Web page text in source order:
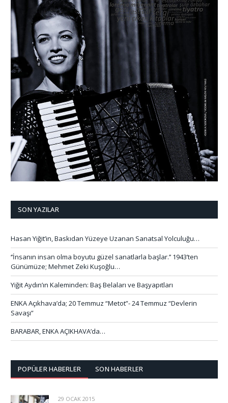
SON YAZILAR
Hasan Yiğit’in, Baskıdan Yüzeye Uzanan Sanatsal Yolculuğu…
‘’İnsanın insan olma boyutu güzel sanatlarla başlar.’’ 1943’ten
Günümüze; Mehmet Zeki Kuşoğlu…
Yiğit Aydın’ın Kaleminden: Baş Belaları ve Başyapıtları
ENKA Açıkhava’da; 20 Temmuz “Metot”- 24 Temmuz “Devlerin
Savaşı”
BARABAR, ENKA AÇIKHAVA’da…
POPÜLER HABERLER SON HABERLER
29 OCAK 2015